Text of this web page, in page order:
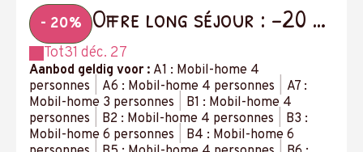
- 20%
Offre long séjour : -20 %
à partir de 14 nuits
Tot31 déc. 27
Aanbod geldig voor : A1 : Mobil-home 4
personnes
A6 : Mobil-home 4 personnes
A7 :
Mobil-home 3 personnes
B1 : Mobil-home 4
personnes
B2 : Mobil-home 4 personnes
B3 :
Mobil-home 6 personnes
B4 : Mobil-home 6